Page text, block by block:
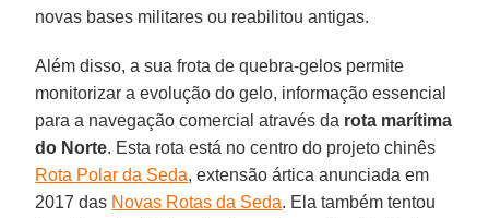
novas bases militares ou reabilitou antigas.
Além disso, a sua frota de quebra-gelos permite
monitorizar a evolução do gelo, informação essencial
para a navegação comercial através da rota marítima
do Norte. Esta rota está no centro do projeto chinês
Rota Polar da Seda, extensão ártica anunciada em
2017 das Novas Rotas da Seda. Ela também tentou